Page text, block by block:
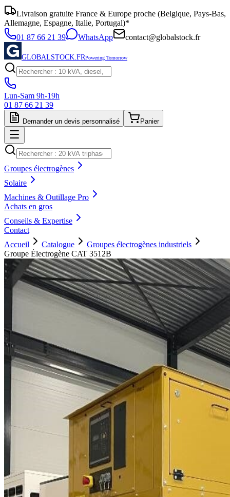
Livraison gratuite France & Europe proche (Belgique, Pays-Bas,
Allemagne, Espagne, Italie, Portugal)*
01 87 66 21 39
WhatsApp contact@globalstock.fr
GLOBALSTOCK.FRPowering Tomorrow
Lun-Sam 9h-19h
01 87 66 21 39
Demander un devis personnalisé Panier
Groupes électrogènes
Solaire
Machines & Outillage Pro
Achats en gros
Conseils & Expertise
Contact
Accueil
Catalogue
Groupes électrogènes industriels
Groupe Électrogène CAT 3512B